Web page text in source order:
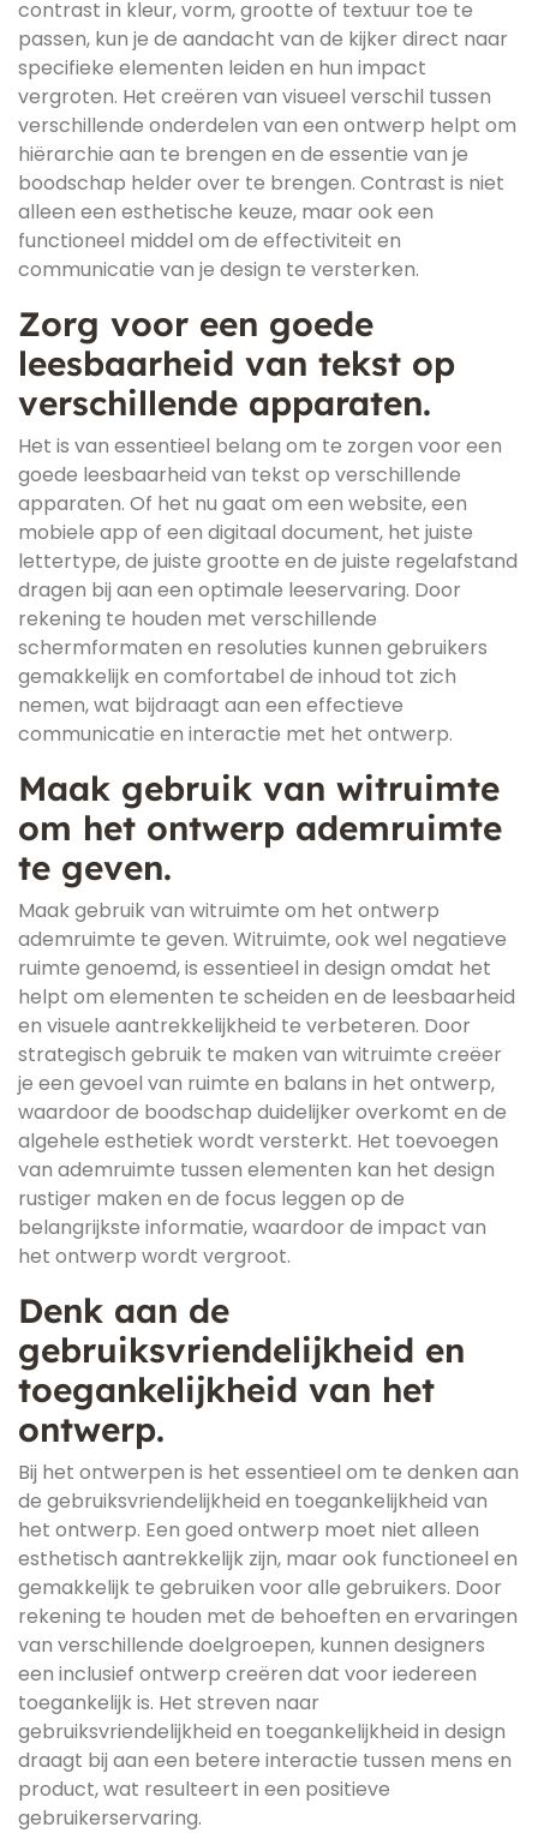
contrast in kleur, vorm, grootte of textuur toe te
passen, kun je de aandacht van de kijker direct naar
specifieke elementen leiden en hun impact
vergroten. Het creëren van visueel verschil tussen
verschillende onderdelen van een ontwerp helpt om
hiërarchie aan te brengen en de essentie van je
boodschap helder over te brengen. Contrast is niet
alleen een esthetische keuze, maar ook een
functioneel middel om de effectiviteit en
communicatie van je design te versterken.
Zorg voor een goede
leesbaarheid van tekst op
verschillende apparaten.
Het is van essentieel belang om te zorgen voor een
goede leesbaarheid van tekst op verschillende
apparaten. Of het nu gaat om een website, een
mobiele app of een digitaal document, het juiste
lettertype, de juiste grootte en de juiste regelafstand
dragen bij aan een optimale leeservaring. Door
rekening te houden met verschillende
schermformaten en resoluties kunnen gebruikers
gemakkelijk en comfortabel de inhoud tot zich
nemen, wat bijdraagt aan een effectieve
communicatie en interactie met het ontwerp.
Maak gebruik van witruimte
om het ontwerp ademruimte
te geven.
Maak gebruik van witruimte om het ontwerp
ademruimte te geven. Witruimte, ook wel negatieve
ruimte genoemd, is essentieel in design omdat het
helpt om elementen te scheiden en de leesbaarheid
en visuele aantrekkelijkheid te verbeteren. Door
strategisch gebruik te maken van witruimte creëer
je een gevoel van ruimte en balans in het ontwerp,
waardoor de boodschap duidelijker overkomt en de
algehele esthetiek wordt versterkt. Het toevoegen
van ademruimte tussen elementen kan het design
rustiger maken en de focus leggen op de
belangrijkste informatie, waardoor de impact van
het ontwerp wordt vergroot.
Denk aan de
gebruiksvriendelijkheid en
toegankelijkheid van het
ontwerp.
Bij het ontwerpen is het essentieel om te denken aan
de gebruiksvriendelijkheid en toegankelijkheid van
het ontwerp. Een goed ontwerp moet niet alleen
esthetisch aantrekkelijk zijn, maar ook functioneel en
gemakkelijk te gebruiken voor alle gebruikers. Door
rekening te houden met de behoeften en ervaringen
van verschillende doelgroepen, kunnen designers
een inclusief ontwerp creëren dat voor iedereen
toegankelijk is. Het streven naar
gebruiksvriendelijkheid en toegankelijkheid in design
draagt bij aan een betere interactie tussen mens en
product, wat resulteert in een positieve
gebruikerservaring.